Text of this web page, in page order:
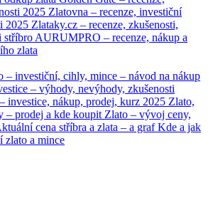
2025 Zlatovna – recenze, investiční
2025 Zlataky.cz – recenze, zkušenosti,
stříbro AURUMPRO – recenze, nákup a
zlata
– investiční, cihly, mince – návod na nákup
– výhody, nevýhody, zkušenosti
investice, nákup, prodej, kurz 2025 Zlato,
– prodej a kde koupit Zlato – vývoj ceny,
cena stříbra a zlata – a grafKde a jak
zlato a mince